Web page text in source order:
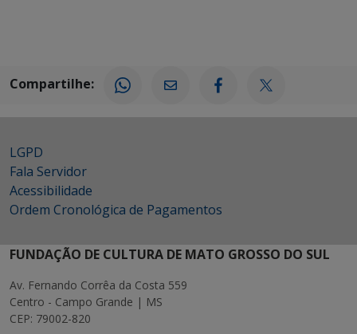
Compartilhe:
LGPD
Fala Servidor
Acessibilidade
Ordem Cronológica de Pagamentos
FUNDAÇÃO DE CULTURA DE MATO GROSSO DO SUL
Av. Fernando Corrêa da Costa 559
Centro - Campo Grande | MS
CEP: 79002-820